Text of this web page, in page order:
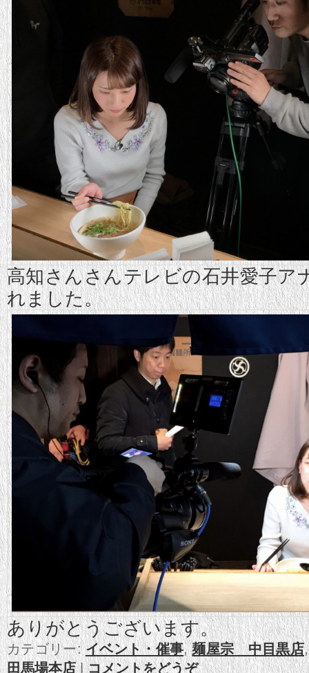
高知さんさんテレビの石井愛子ア
れました。
ありがとうございます。
カテゴリー: イベント・催事,麺屋宗 中目黒店
田馬場本店 |コメントをどうぞ